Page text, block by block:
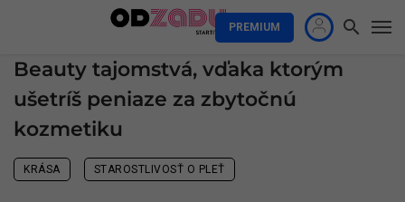
PREMIUM
Beauty tajomstvá, vďaka ktorým
ušetríš peniaze za zbytočnú
kozmetiku
KRÁSA STAROSTLIVOSŤ O PLEŤ